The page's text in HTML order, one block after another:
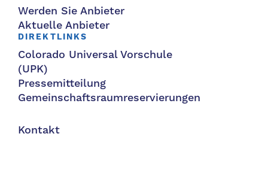
Werden Sie Anbieter
Aktuelle Anbieter
DIREKTLINKS
Colorado Universal Vorschule
(UPK)
Pressemitteilung
Gemeinschaftsraumreservierungen
Kontakt